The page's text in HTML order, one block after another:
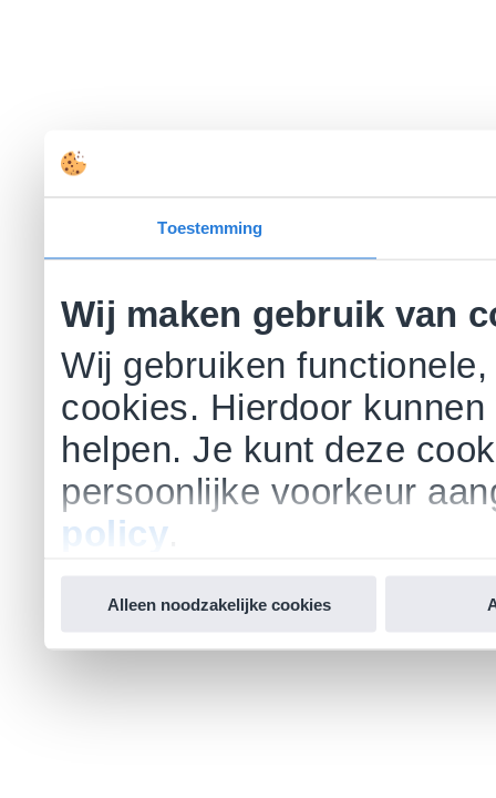
Toestemming
Wij maken gebruik van
Wij gebruiken
cookies. Hierdoor
helpen. Je kunt deze
persoonlijke voorkeur
policy
Alleen noodzakelijke cookies